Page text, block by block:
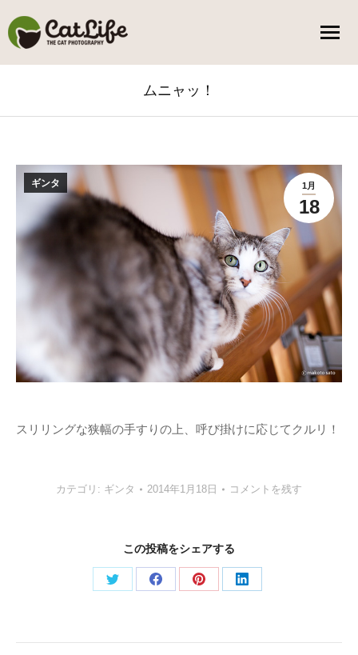
ムニャッ！
1月
18
ギンタ
スリリングな狭幅の手すりの上、呼び掛けに応じてクルリ！
カテゴリ: ギンタ 2014年1月18日 コメントを残す
この投稿をシェアする
Share
Share
Share
Share